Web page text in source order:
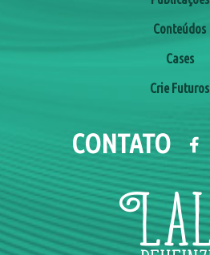
Conteúdos
Cases
Crie Futuros
CONTATO